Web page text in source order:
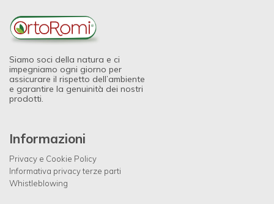
Siamo soci della natura e ci
impegniamo ogni giorno per
assicurare il rispetto dell’ambiente
e garantire la genuinità dei nostri
prodotti.
Informazioni
Privacy e Cookie Policy
Informativa privacy terze parti
Whistleblowing